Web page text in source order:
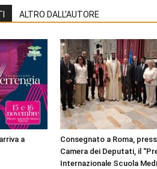
ALTRO DALL'AUTORE
a
Consegnato a Roma,
Camera dei Deputati, il
Internazionale Scuola